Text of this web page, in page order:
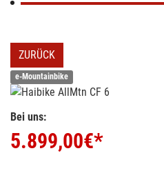
ZURÜCK
e-Mountainbike
Bei uns:
5.899,00€*